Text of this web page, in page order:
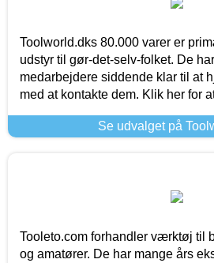
Toolworld.dks 80.000 varer er
udstyr til gør-det-selv-folket. De
medarbejdere siddende klar til at
med at kontakte dem. Klik her for
Se udvalget på
Tooleto.com forhandler værktøj til
og amatører. De har mange års